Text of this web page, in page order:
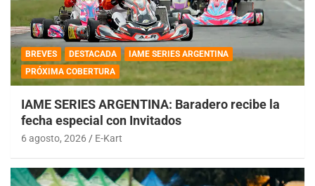
BREVES DESTACADA
IAME SERIES ARGENTINA
PRÓXIMA COBERTURA
IAME SERIES ARGENTINA: Baradero recibe la
fecha especial con Invitados
6 agosto, 2026 E-Kart